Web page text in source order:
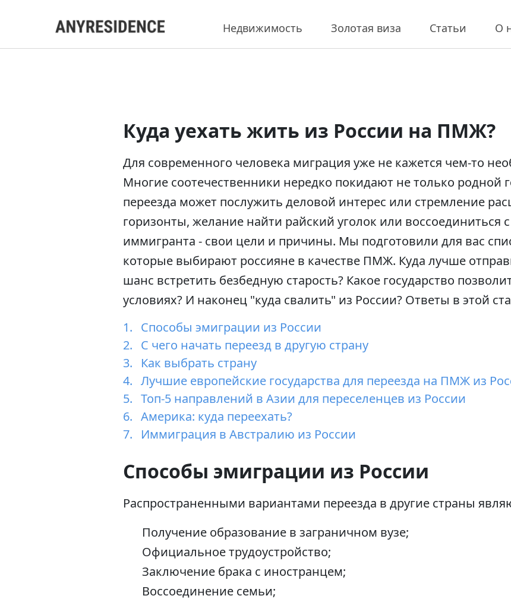
Недвижимость Золотая виза Статьи О
Куда уехать жить из России на ПМЖ?
Для современного человека миграция уже не кажется чем-то
Многие соотечественники нередко покидают не только родной
переезда может послужить деловой интерес или стремление
горизонты, желание найти райский уголок или воссоединиться
иммигранта - свои цели и причины. Мы подготовили для вас
которые выбирают россияне в качестве ПМЖ. Куда лучше
шанс встретить безбедную старость? Какое государство
условиях? И наконец "куда свалить" из России? Ответы в этой
Способы эмиграции из России
С чего начать переезд в другую страну
Как выбрать страну
Лучшие европейские государства для переезда на ПМЖ из
Топ-5 направлений в Азии для переселенцев из России
Америка: куда переехать?
Иммиграция в Австралию из России
Способы эмиграции из России
Распространенными вариантами переезда в другие страны
Получение образование в заграничном вузе;
Официальное трудоустройство;
Заключение брака с иностранцем;
Воссоединение семьи;